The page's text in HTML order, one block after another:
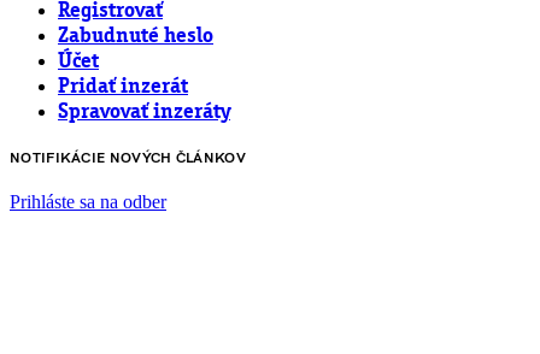
Registrovať
Zabudnuté heslo
Účet
Pridať inzerát
Spravovať inzeráty
NOTIFIKÁCIE NOVÝCH ČLÁNKOV
Prihláste sa na odber